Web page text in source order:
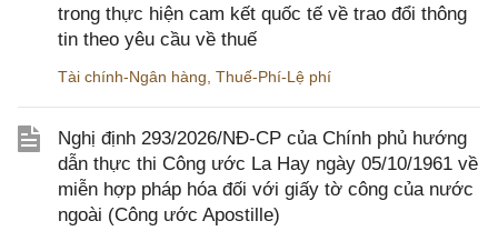
trong thực hiện cam kết quốc tế về trao đổi thông
tin theo yêu cầu về thuế
Tài chính-Ngân hàng Thuế-Phí-Lệ phí
Nghị định 293/2026/NĐ-CP của Chính phủ hướng
dẫn thực thi Công ước La Hay ngày 05/10/1961 về
miễn hợp pháp hóa đối với giấy tờ công của nước
ngoài (Công ước Apostille)